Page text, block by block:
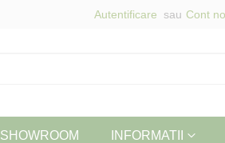
Autentificare Cont
SHOWROOM INFORMATII